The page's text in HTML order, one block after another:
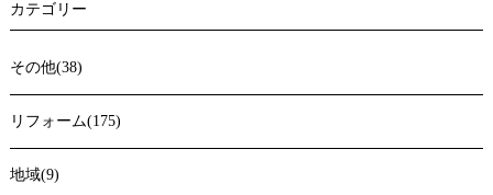
カテゴリー
その他(38)
リフォーム(175)
地域(9)